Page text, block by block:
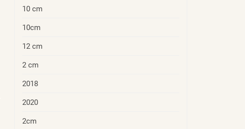
10 cm
10cm
12 cm
2 cm
2018
2020
2cm